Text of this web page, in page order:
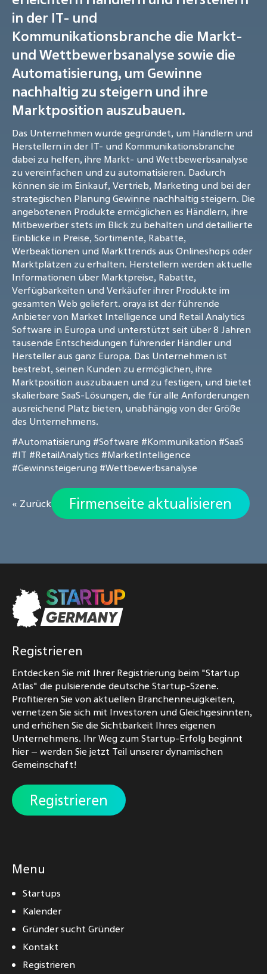
in der IT- und
Kommunikationsbranche die Markt-
und Wettbewerbsanalyse sowie die
Automatisierung, um Gewinne
nachhaltig zu steigern und ihre
Marktposition auszubauen.
Das Unternehmen wurde gegründet, um Händlern und
Herstellern in der IT- und Kommunikationsbranche
dabei zu helfen, ihre Markt- und Wettbewerbsanalyse
zu vereinfachen und zu automatisieren. Dadurch
können sie im Einkauf, Vertrieb, Marketing und bei der
strategischen Planung Gewinne nachhaltig steigern. Die
angebotenen Produkte ermöglichen es Händlern, ihre
Mitbewerber stets im Blick zu behalten und detaillierte
Einblicke in Preise, Sortimente, Rabatte,
Werbeaktionen und Markttrends aus Onlineshops oder
Marktplätzen zu erhalten. Herstellern werden aktuelle
Informationen über Marktpreise, Rabatte,
Verfügbarkeiten und Verkäufer ihrer Produkte im
gesamten Web geliefert. oraya ist der führende
Anbieter von Market Intelligence und Retail Analytics
Software in Europa und unterstützt seit über 8 Jahren
tausende Entscheidungen führender Händler und
Hersteller aus ganz Europa. Das Unternehmen ist
bestrebt, seinen Kunden zu ermöglichen, ihre
Marktposition auszubauen und zu festigen, und bietet
skalierbare SaaS-Lösungen, die für alle Anforderungen
ausreichend Platz bieten, unabhängig von der Größe
des Unternehmens.
#Automatisierung #Software #Kommunikation #SaaS
#IT #RetailAnalytics #MarketIntelligence
#Gewinnsteigerung #Wettbewerbsanalyse
« Zurück Firmenseite aktualisieren
Registrieren
Entdecken Sie mit Ihrer Registrierung beim "Startup
Atlas" die pulsierende deutsche Startup-Szene.
Profitieren Sie von aktuellen Branchenneuigkeiten,
vernetzen Sie sich mit Investoren und Gleichgesinnten,
und erhöhen Sie die Sichtbarkeit Ihres eigenen
Unternehmens. Ihr Weg zum Startup-Erfolg beginnt
hier – werden Sie jetzt Teil unserer dynamischen
Gemeinschaft!
Registrieren
Menu
Startups
Kalender
Gründer sucht Gründer
Kontakt
Registrieren